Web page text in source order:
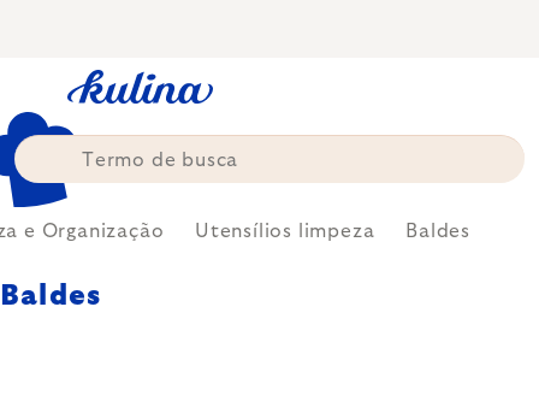
e Organização Utensílios limpeza Baldes
Baldes